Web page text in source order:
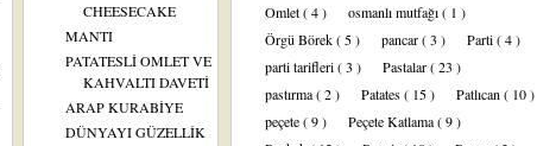
CHEESECAKE
MANTI
PATATESLİ OMLET VE
KAHVALTI DAVETİ
ARAP KURABİYE
DÜNYAYI GÜZELLİK
Omlet( 4 ) osmanlı mutfağı( 1 )
Örgü Börek( 5 ) pancar( 3 ) Parti( 4 )
parti tarifleri( 3 ) Pastalar( 23 )
pastırma( 2 ) Patates( 15 ) Patlıcan ( 10 )
peçete( 9 ) Peçete Katlama( 9 )